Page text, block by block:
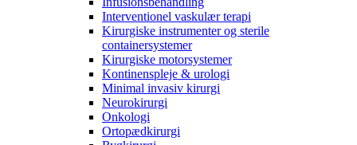
Interventionel vaskulær terapi
Kirurgiske instrumenter og sterile
containersystemer
Kirurgiske motorsystemer
Kontinenspleje & urologi
Minimal invasiv kirurgi
Neurokirurgi
Onkologi
Ortopædkirurgi